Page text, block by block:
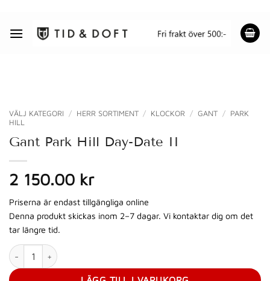
content
VÄLJ KATEGORI / HERR SORTIMENT / KLOCKOR / GANT /
PARK
HILL
Gant Park Hill Day-Date II
2 150.00 kr
Priserna är endast tillgängliga online
Denna produkt skickas inom 2–7 dagar. Vi kontaktar dig om det
tar längre tid.
Gant Park Hill Day-Date II mängd